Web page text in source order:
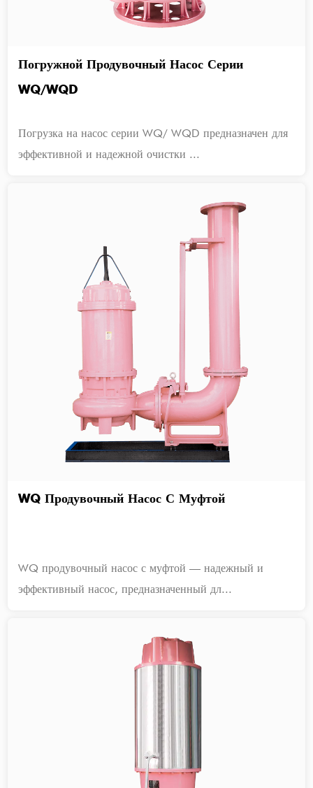
Погружной Продувочный Насос Серии
WQ/WQD
Погрузка на насос серии WQ/ WQD предназначен для
эффективной и надежной очистки ...
WQ Продувочный Насос С Муфтой
WQ продувочный насос с муфтой — надежный и
эффективный насос, предназначенный дл...